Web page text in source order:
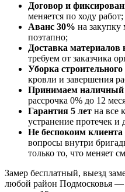
Договор и
меняется по ходу работ;
Аванс 30% на закупку
поэтапно;
Доставка материалов
требуем от заказчика
Уборка строительного
кровли и завершения
Принимаем наличный
рассрочка 0% до 12
Гарантия 5 лет на все
устранение протечек и
Не беспокоим
вопросы внутри
только то, что меняет
Замер бесплатный, выезд
любой район Подмосковья —